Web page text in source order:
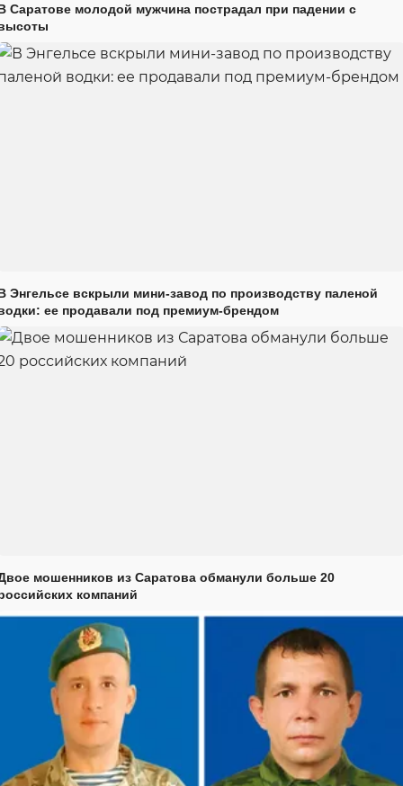
Саратове молодой мужчина пострадал при падении с
Энгельсе вскрыли мини-завод по производству паленой
ее продавали под премиум-брендом
мошенников из Саратова обманули больше 20
компаний